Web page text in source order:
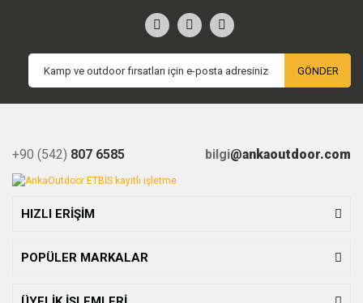
GÖNDER
+90 (542) 807 6585 bilgi@ankaoutdoor.com
HIZLI ERİŞİM
POPÜLER MARKALAR